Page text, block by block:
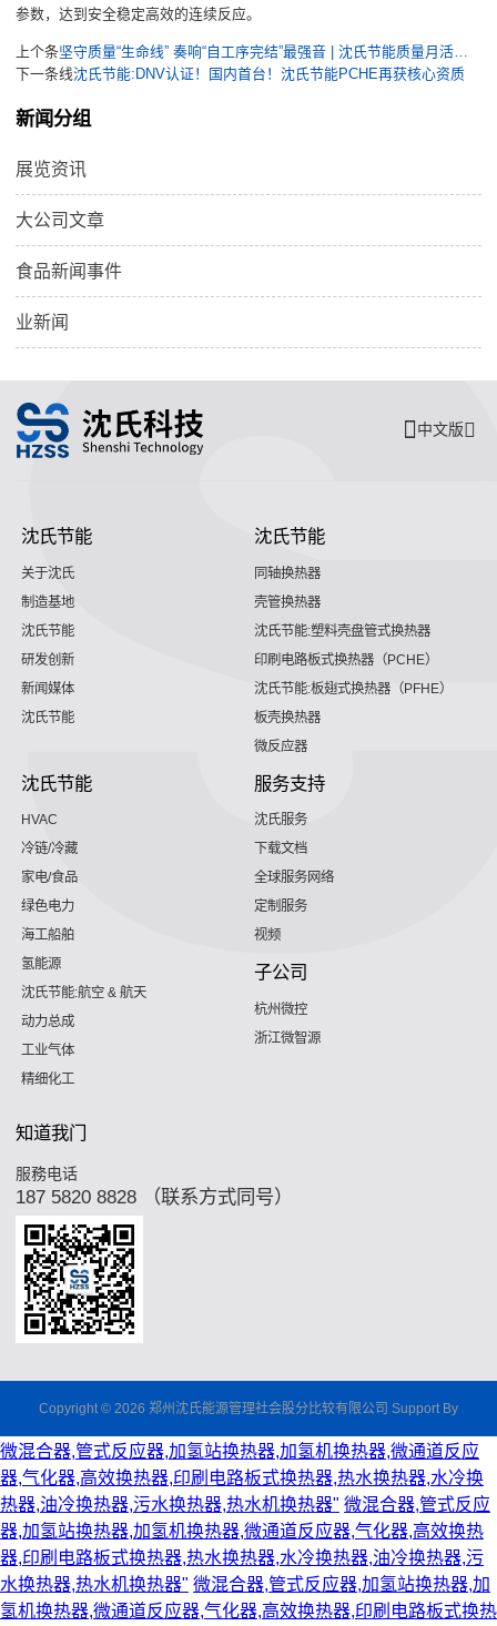
参数，达到安全稳定高效的连续反应。
上个条
下一条线沈氏节能:DNV认证！国内首台！沈氏节能PCHE再获核心资质
新闻分组
展览资讯
大公司文章
食品新闻事件
业新闻
中文版
沈氏节能
关于沈氏
制造基地
沈氏节能
研发创新
新闻媒体
沈氏节能
沈氏节能
同轴换热器
壳管换热器
沈氏节能:塑料壳盘管式换热器
印刷电路板式换热器（PCHE）
沈氏节能:板翅式换热器（PFHE）
板壳换热器
微反应器
沈氏节能
HVAC
冷链/冷藏
家电/食品
绿色电力
海工船舶
氢能源
沈氏节能:航空 & 航天
动力总成
工业气体
精细化工
服务支持
沈氏服务
下载文档
全球服务网络
定制服务
视频
子公司
杭州微控
浙江微智源
知道我门
服務电话
187 5820 8828 （联系方式同号）
Copyright © 2026 郑州沈氏能源管理社会股分比较有限公司 Support By
微混合器,管式反应器,加氢站换热器,加氢机换热器,微通道反应
器,气化器,高效换热器,印刷电路板式换热器,热水换热器,水冷换
热器,油冷换热器,污水换热器,热水机换热器" 微混合器,管式反应
器,加氢站换热器,加氢机换热器,微通道反应器,气化器,高效换热
器,印刷电路板式换热器,热水换热器,水冷换热器,油冷换热器,污
水换热器,热水机换热器" 微混合器,管式反应器,加氢站换热器,加
氢机换热器,微通道反应器,气化器,高效换热器,印刷电路板式换热